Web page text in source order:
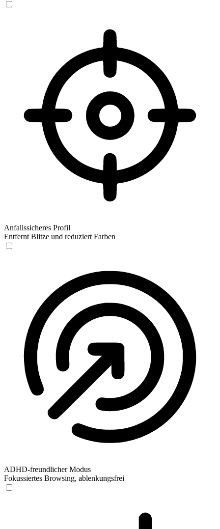
Anfallssicheres Profil
Entfernt Blitze und reduziert Farben
ADHD-freundlicher Modus
Fokussiertes Browsing, ablenkungsfrei